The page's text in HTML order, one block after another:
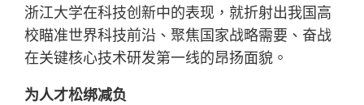
浙江大学在科技创新中的表现，就折射出我国高
校瞄准世界科技前沿、聚焦国家战略需要、奋战
在关键核心技术研发第一线的昂扬面貌。
为人才松绑减负